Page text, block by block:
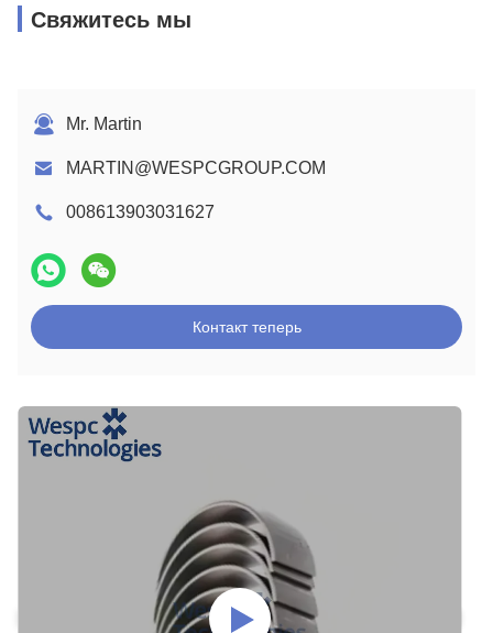
Свяжитесь мы
Mr. Martin
MARTIN@WESPCGROUP.COM
008613903031627
Контакт теперь